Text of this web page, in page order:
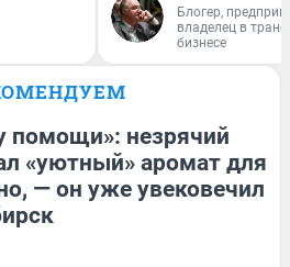
Блогер,
владелец в
бизнесе
помощи»: незрячий
«уютный» аромат для
— он уже увековечил